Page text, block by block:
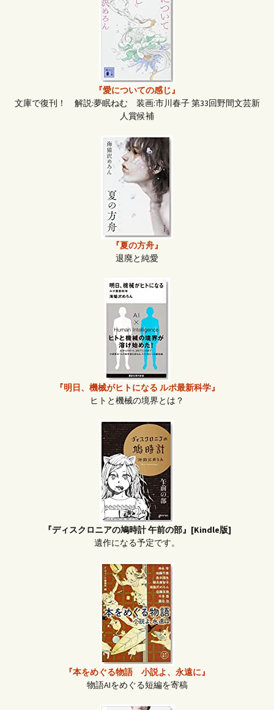
『愛についての感じ』
文庫で復刊！ 解説:夢眠ねむ 装画:市川春子 第33回野間文芸新
人賞候補
『夏の方舟』
退廃と純愛
『明日、機械がヒトになる ルポ最新科学』
ヒトと機械の境界とは？
『ディスクロニアの鳩時計 午前の部』[Kindle版]
遺作になる予定です。
『本をめぐる物語 小説よ、永遠に』
物語AIをめぐる短編を寄稿